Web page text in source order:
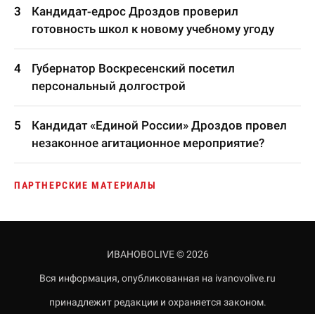
Кандидат-едрос Дроздов проверил
готовность школ к новому учебному угоду
Губернатор Воскресенский посетил
персональный долгострой
Кандидат «Единой России» Дроздов провел
незаконное агитационное мероприятие?
ПАРТНЕРСКИЕ МАТЕРИАЛЫ
ИВАНОВОLIVE © 2026
Вся информация, опубликованная на ivanovolive.ru
принадлежит редакции и охраняется законом.